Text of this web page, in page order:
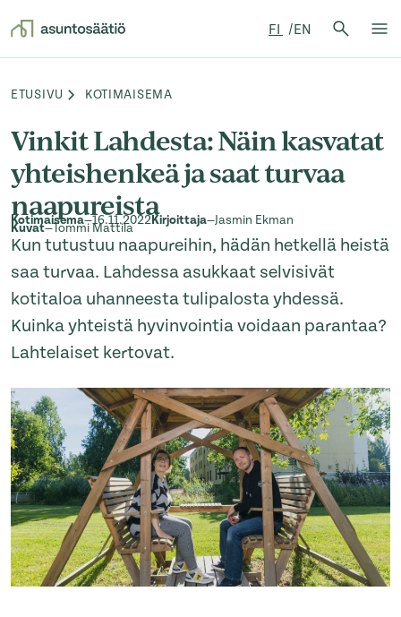
FI EN
Hae:
Browse:
ETUSIVU KOTIMAISEMA
Vinkit Lahdesta: Näin kasvatat
yhteishenkeä ja saat turvaa
naapureista
Kotimaisema—16.11.2022Kirjoittaja—Jasmin Ekman
Kuvat—Tommi Mattila
Kun tutustuu naapureihin, hädän hetkellä heistä
saa turvaa. Lahdessa asukkaat selvisivät
kotitaloa uhanneesta tulipalosta yhdessä.
Kuinka yhteistä hyvinvointia voidaan parantaa?
Lahtelaiset kertovat.